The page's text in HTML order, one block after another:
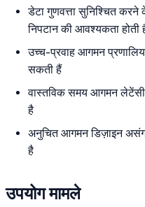
डेटा गुणवत्ता सुनिश्चित
निपटान की आवश्यकता होती
उच्च-प्रवाह आगमन
सकती हैं
वास्तविक समय आगमन लेटेंसी
है
अनुचित आगमन डिज़ाइन
है
उपयोग मामले